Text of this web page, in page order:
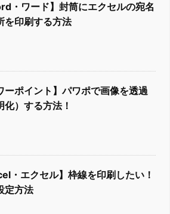
・ワード】封筒にエクセルの宛名
を印刷する方法
ーポイント】パワポで画像を透過
化）する方法！
・エクセル】枠線を印刷したい！
定方法